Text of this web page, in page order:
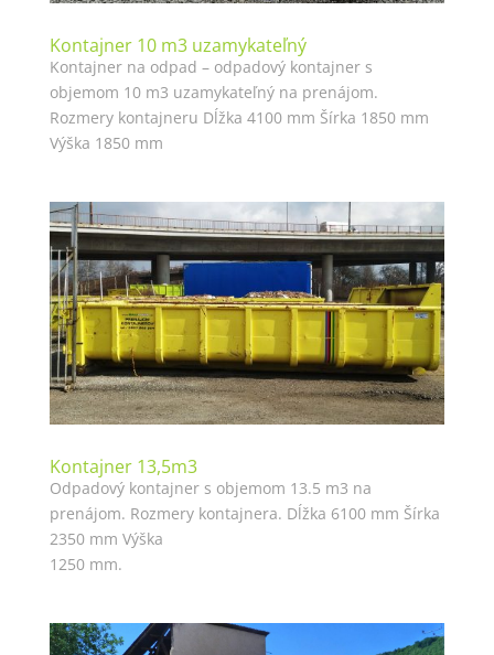
Kontajner 10 m3 uzamykateľný
Kontajner na odpad – odpadový kontajner s
objemom 10 m3 uzamykateľný na prenájom.
Rozmery kontajneru Dĺžka 4100 mm Šírka 1850 mm
Výška 1850 mm
Kontajner 13,5m3
Odpadový kontajner s objemom 13.5 m3 na
prenájom. Rozmery kontajnera. Dĺžka 6100 mm Šírka
2350 mm Výška
1250 mm.